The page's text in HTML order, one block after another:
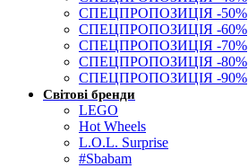
СПЕЦПРОПОЗИЦІЯ -50%
СПЕЦПРОПОЗИЦІЯ -60%
СПЕЦПРОПОЗИЦІЯ -70%
СПЕЦПРОПОЗИЦІЯ -80%
СПЕЦПРОПОЗИЦІЯ -90%
Світові бренди
LEGO
Hot Wheels
L.O.L. Surprise
#Sbabam